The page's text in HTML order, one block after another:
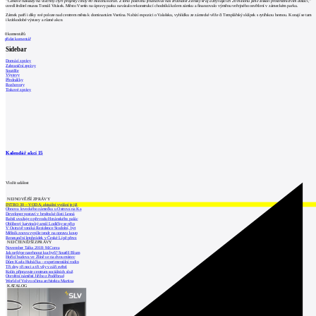
uvedl ředitel muzea Tomáš Vitásek. Město Vsetín na úpravy parku navázalo rekonstrukcí chodníků kolem zámku a financovalo výměnu veřejného osvětlení v zámeckém parku.
Zámek patří i díky své poloze nad centrem města k dominantám Vsetína. Nabízí expozici o Valašsku, vyhlídku ze zámecké věže či Templářský sklípek s rytířskou hernou. Konají se tam
i krátkodobé výstavy a různé akce.
0komentářů
přidat komentář
Sidebar
Domácí zprávy
Zahraniční zprávy
Soutěže
Výstavy
Přednášky
Rozhovory
Tiskové zprávy
Kalendář akcí 15
Vložit událost
NEJNOVĚJŠÍ ZPRÁVY
INTRO 30 – VODA: aktuální vydání je již
Obnova loveckého zámečku u Ostrova na Ka
Developer postaví v brněnské části Lesná
Babiš uvažuje o převodu Hrzánského palác
Oblíbený karvinský areál Lodičky se přip
V Ostravě vzniká Rezidence Stodolní, byt
Mělník znovu vypíše tendr na opravu koup
Renesanční letohrádek v České Lípě převz
NEJČTENĚJŠÍ ZPRÁVY
November Talks 2018: M.Corea
Jak nejlépe navrhnout kuchyň? Soutěž Blum
Hořící budova ve Zlíně se na dvou místec
Dům Karla Hubáčka – experimentální rodin
Tři dny, tři noci a tři vily v záři světel
Kolín připravuje centrum sociálních služ
Otevření náměstí Jiřího z Poděbrad
World of Volvo očima architekta Martina
KATALOG